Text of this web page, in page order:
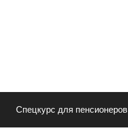
Спецкурс для пенсионеров